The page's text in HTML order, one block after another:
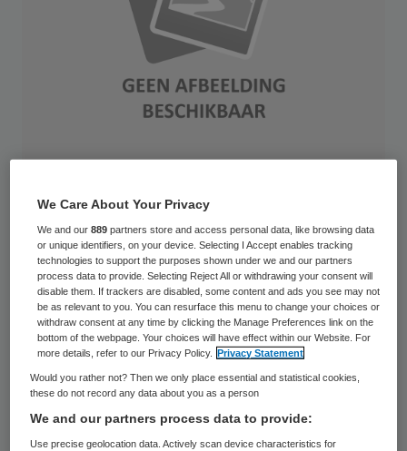
Je kent dat wel, van die datingshows
waarin op basis van allerlei
wetenschappelijke en minder
wetenschappelijke kenmerken twee mensen
aan elkaar gekoppeld worden. In de basis
zijn dan alle ingrediënten aanwezig om van
de koppeling een succes te maken. Toch is
het dan echt nog aan beide partners om er
ook iets moois van te maken.
We Care About Your Privacy
We and our889 partners store and access personal data, like browsing data
or unique identifiers, on your device. Selecting I Accept enables tracking
technologies to support the purposes shown under we and our partners
process data to provide. Selecting Reject All or withdrawing your consent will
disable them. If trackers are disabled, some content and ads you see may not
be as relevant to you. You can resurface this menu to change your choices or
withdraw consent at any time by clicking the Manage Preferences link on the
bottom of the webpage. Your choices will have effect within our Website. For
more details, refer to our Privacy Policy.
Privacy Statement
Would you rather not? Then we only place essential and statistical cookies,
these do not record any data about you as a person
We and our partners process data to provide:
Use precise geolocation data. Actively scan device characteristics for